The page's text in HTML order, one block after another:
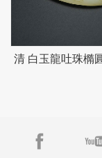
清 白玉龍吐珠橢